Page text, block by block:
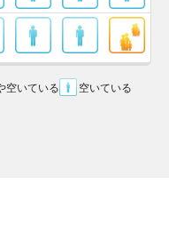
空いている
空いている